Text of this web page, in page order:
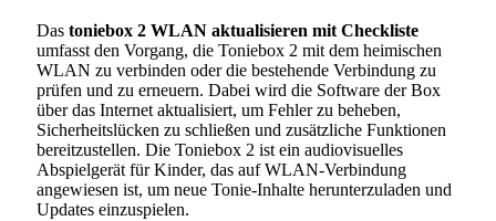
Das toniebox 2 WLAN aktualisieren mit Checkliste
umfasst den Vorgang, die Toniebox 2 mit dem heimischen
WLAN zu verbinden oder die bestehende Verbindung zu
prüfen und zu erneuern. Dabei wird die Software der Box
über das Internet aktualisiert, um Fehler zu beheben,
Sicherheitslücken zu schließen und zusätzliche Funktionen
bereitzustellen. Die Toniebox 2 ist ein audiovisuelles
Abspielgerät für Kinder, das auf WLAN-Verbindung
angewiesen ist, um neue Tonie-Inhalte herunterzuladen und
Updates einzuspielen.